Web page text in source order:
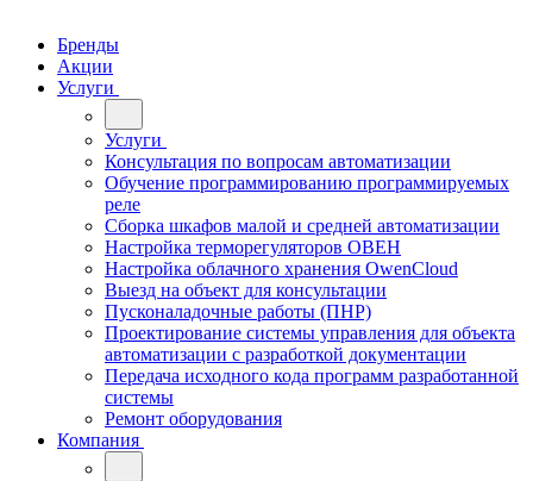
Бренды
Акции
Услуги
Услуги
Консультация по вопросам автоматизации
Обучение программированию программируемых
реле
Сборка шкафов малой и средней автоматизации
Настройка терморегуляторов ОВЕН
Настройка облачного хранения OwenCloud
Выезд на объект для консультации
Пусконаладочные работы (ПНР)
Проектирование системы управления для объекта
автоматизации с разработкой документации
Передача исходного кода программ разработанной
системы
Ремонт оборудования
Компания